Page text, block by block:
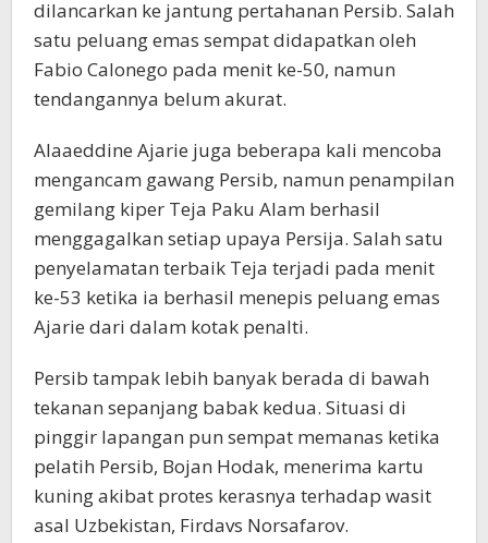
dilancarkan ke jantung pertahanan Persib. Salah
satu peluang emas sempat didapatkan oleh
Fabio Calonego pada menit ke-50, namun
tendangannya belum akurat.
Alaaeddine Ajarie juga beberapa kali mencoba
mengancam gawang Persib, namun penampilan
gemilang kiper Teja Paku Alam berhasil
menggagalkan setiap upaya Persija. Salah satu
penyelamatan terbaik Teja terjadi pada menit
ke-53 ketika ia berhasil menepis peluang emas
Ajarie dari dalam kotak penalti.
Persib tampak lebih banyak berada di bawah
tekanan sepanjang babak kedua. Situasi di
pinggir lapangan pun sempat memanas ketika
pelatih Persib, Bojan Hodak, menerima kartu
kuning akibat protes kerasnya terhadap wasit
asal Uzbekistan, Firdavs Norsafarov.